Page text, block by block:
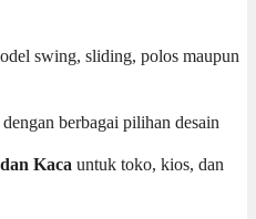
swing, sliding, polos maupun
berbagai pilihan desain
Kaca untuk toko, kios, dan